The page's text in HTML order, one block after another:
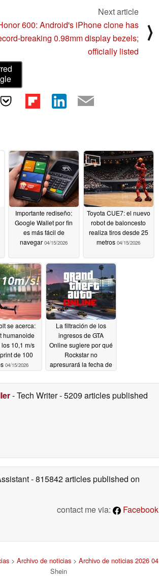
Next article
600: Android's iPhone clone has
breaking 0.98mm display bezels;
officially listed
⟩
Importante rediseño:
Google Wallet por fin
es más fácil de
navegar 04/15/2026
Toyota CUE7: el nuevo
robot de baloncesto
realiza tiros desde 25
metros 04/15/2026
se acerca:
humanoide
10,1 m/s
de 100
04/15/2026
La filtración de los
ingresos de GTA
Online sugiere por qué
Rockstar no
apresurará la fecha de
- Tech Writer- 5209 articles published
- 815842 articles published on
contact me via:
Facebook
> Archivo de noticias > Archivo de noticias 2026 04
Shein